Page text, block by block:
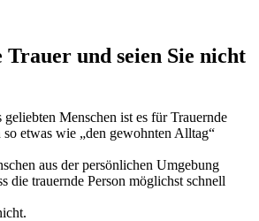
Trauer und seien Sie nicht
Menschen ist es für Trauernde
etwas wie „den gewohnten Alltag“
aus der persönlichen Umgebung
die trauernde Person möglichst schnell